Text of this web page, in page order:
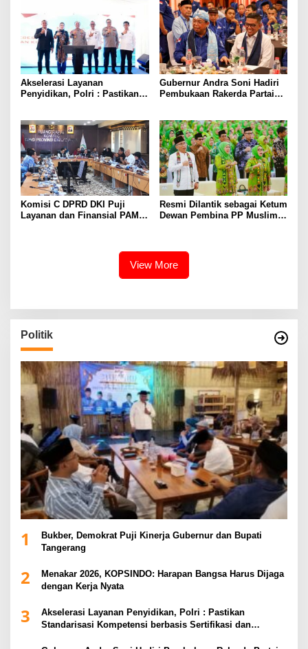
Akselerasi Layanan
Penyidikan, Polri : Pastikan
Regulasi Nasional
Gubernur Andra Soni Hadiri
Pembukaan Rakerda Partai
Komisi C DPRD DKI Puji
Layanan dan Finansial PAM
Resmi Dilantik sebagai Ketum
Dewan Pembina PP Muslimat
Keluarga
View More
Politik
1
Bukber, Demokrat Puji Kinerja Gubernur dan Bupati
Tangerang
2
Menakar 2026, KOPSINDO: Harapan Bangsa Harus Dijaga
dengan Kerja Nyata
3
Akselerasi Layanan Penyidikan, Polri : Pastikan
Standarisasi Kompetensi berbasis Sertifikasi dan